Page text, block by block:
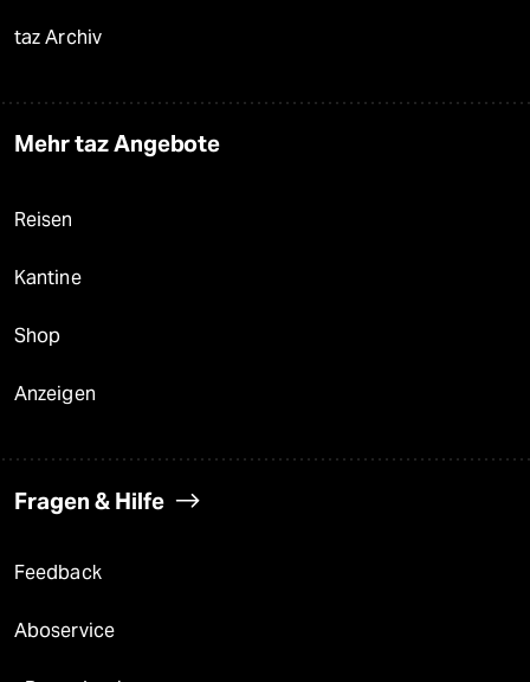
taz Archiv
Mehr taz Angebote
Reisen
Kantine
Shop
Anzeigen
Fragen & Hilfe
Feedback
Aboservice